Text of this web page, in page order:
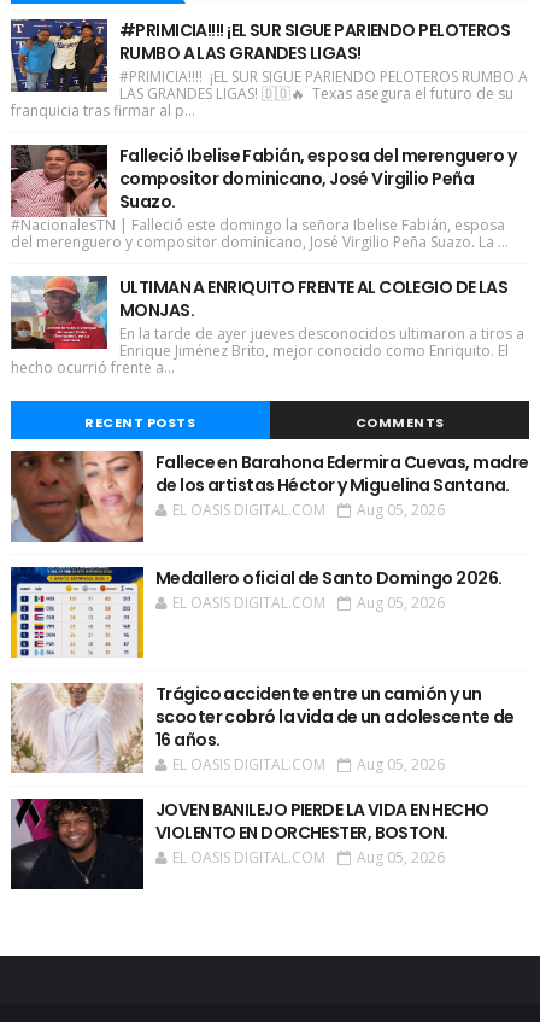
#PRIMICIA!!!! ¡EL SUR SIGUE PARIENDO PELOTEROS
RUMBO A LAS GRANDES LIGAS!
#PRIMICIA!!!! ¡EL SUR SIGUE PARIENDO PELOTEROS RUMBO A
LAS GRANDES LIGAS! 🇩🇴🔥 Texas asegura el futuro de su
franquicia tras firmar al p...
Falleció Ibelise Fabián, esposa del merenguero y
compositor dominicano, José Virgilio Peña
Suazo.
#NacionalesTN | Falleció este domingo la señora Ibelise Fabián, esposa
del merenguero y compositor dominicano, José Virgilio Peña Suazo. La ...
ULTIMAN A ENRIQUITO FRENTE AL COLEGIO DE LAS
MONJAS.
En la tarde de ayer jueves desconocidos ultimaron a tiros a
Enrique Jiménez Brito, mejor conocido como Enriquito. El
hecho ocurrió frente a...
RECENT POSTS COMMENTS
Fallece en Barahona Edermira Cuevas, madre
de los artistas Héctor y Miguelina Santana.
EL OASIS DIGITAL.COM Aug 05, 2026
Medallero oficial de Santo Domingo 2026.
EL OASIS DIGITAL.COM Aug 05, 2026
Trágico accidente entre un camión y un
scooter cobró la vida de un adolescente de
16 años.
EL OASIS DIGITAL.COM Aug 05, 2026
JOVEN BANILEJO PIERDE LA VIDA EN HECHO
VIOLENTO EN DORCHESTER, BOSTON.
EL OASIS DIGITAL.COM Aug 05, 2026